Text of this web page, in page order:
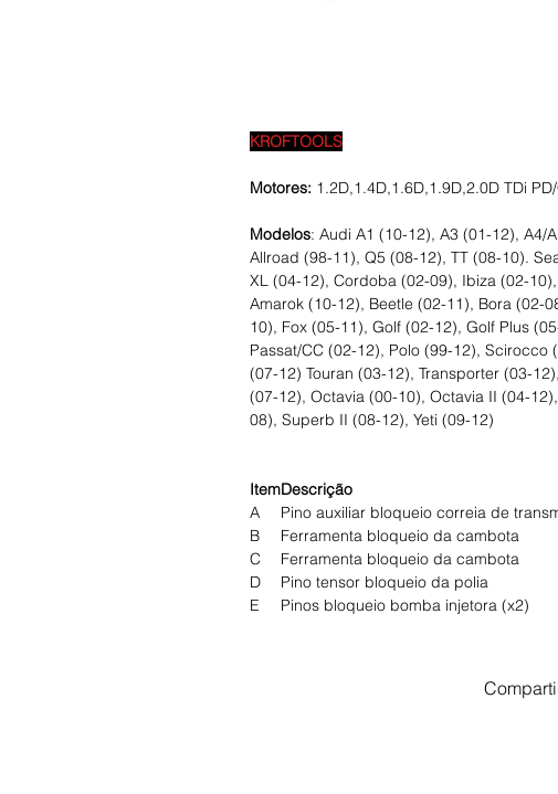
KROFTOOLS
Motores: 1.2D,1.4D,1.6D,1.9D,2.0D TDi
Modelos: Audi A1 (10-12), A3 (01-12), A4/
Allroad (98-11), Q5 (08-12), TT (08-10).
XL (04-12), Cordoba (02-09), Ibiza (02-
Amarok (10-12), Beetle (02-11), Bora (02-
10), Fox (05-11), Golf (02-12), Golf Plus
Passat/CC (02-12), Polo (99-12), Scirocco
(07-12) Touran (03-12), Transporter (03-
(07-12), Octavia (00-10), Octavia II (04-
08), Superb II (08-12), Yeti (09-12)
ItemDescrição
A
Pino auxiliar bloqueio correia de
B
Ferramenta bloqueio da cambota
C
Ferramenta bloqueio da cambota
D
Pino tensor bloqueio da polia
E
Pinos bloqueio bomba injetora (x2)